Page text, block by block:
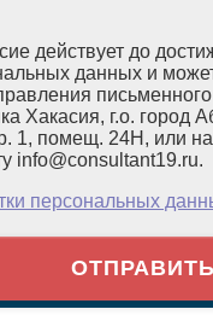
действует до
данных и
Хакасия, г.о. город
1, помещ. 24Н, или
info@consultant19.ru.
персональных